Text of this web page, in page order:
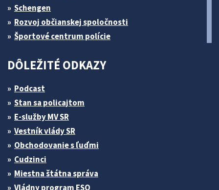
Schengen
Rozvoj občianskej spoločnosti
Športové centrum polície
DÔLEŽITÉ ODKAZY
Podcast
Stan sa policajtom
E-služby MV SR
Vestník vlády SR
Obchodovanie s ľuďmi
Cudzinci
Miestna štátna správa
Vládny program ESO